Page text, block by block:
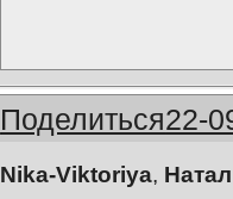
Поделиться22-
Nika-Viktoriya,